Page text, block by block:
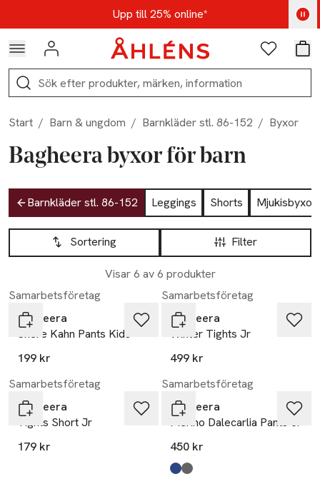
Hoppa till navigationsmenynUpp till 25% online*
Kod: AUG25 - Shoppa nu
Logga in Favoriter
Sök
Start / Barn & ungdom / Barnkläder stl. 86-152 / Byxor
Bagheera byxor för barn
Hoppa till produktsidan
Barnkläder stl. 86-152 Leggings Shorts
Mjukisbyxor
Hoppa till produktsidan
Filter
Sortering
Visar 6 av 6 produkter
Lista över produkter
Samarbetsföretag
Bagheera
Shere Kahn Pants Kids
199 kr
Samarbetsföretag
Bagheera
Winter Tights Jr
499 kr
Samarbetsföretag
Bagheera
Tights Short Jr
179 kr
Samarbetsföretag
Bagheera
Merino Dalecarlia Pants Jr
450 kr
Produkten finns i färgerna:
navy/turquoise
dark grey/pink